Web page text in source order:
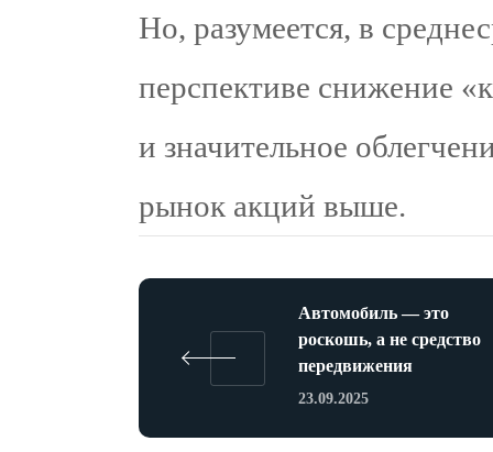
Но, разумеется, в
перспективе снижение
и значительное
рынок акций выше.
Автомобиль — это
роскошь, а не средство
передвижения
23.09.2025